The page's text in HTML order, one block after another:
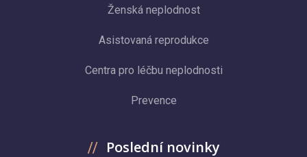
Ženská neplodnost
Asistovaná reprodukce
Centra pro léčbu neplodnosti
Prevence
Poslední novinky